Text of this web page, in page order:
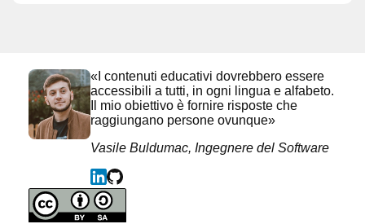
«I contenuti educativi dovrebbero essere
accessibili a tutti, in ogni lingua e alfabeto.
Il mio obiettivo è fornire risposte che
raggiungano persone ovunque»
Vasile Buldumac, Ingegnere del Software